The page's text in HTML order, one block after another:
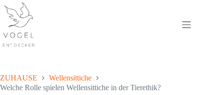
content
ZUHAUSE
Wellensittiche
Welche Rolle spielen Wellensittiche in der Tierethik?